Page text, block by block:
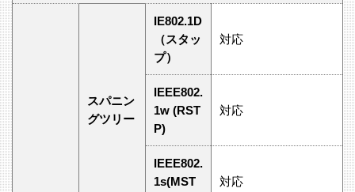
スパニン
グツリー
IE802.1D
（スタッ
プ）
対応
IEEE802.
1w (RST
P)
対応
IEEE802.
1s(MST
対応